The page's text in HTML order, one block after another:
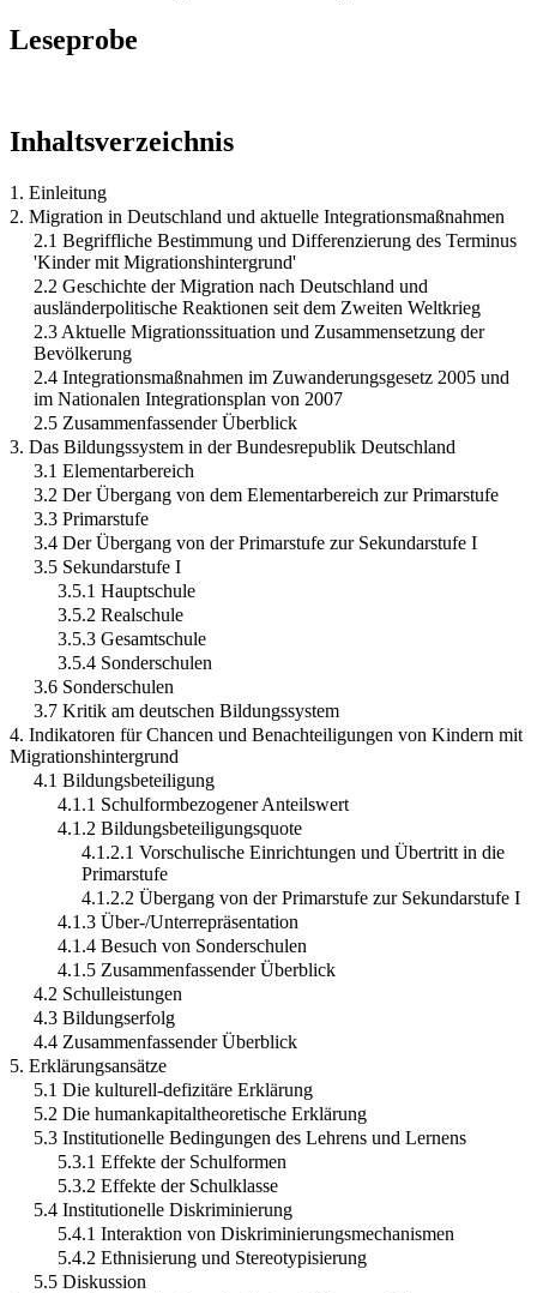
Leseprobe
Inhaltsverzeichnis
1. Einleitung
2. Migration in Deutschland und aktuelle Integrationsmaßnahmen
2.1 Begriffliche Bestimmung und Differenzierung des Terminus
'Kinder mit Migrationshintergrund'
2.2 Geschichte der Migration nach Deutschland und
ausländerpolitische Reaktionen seit dem Zweiten Weltkrieg
2.3 Aktuelle Migrationssituation und Zusammensetzung der
Bevölkerung
2.4 Integrationsmaßnahmen im Zuwanderungsgesetz 2005 und
im Nationalen Integrationsplan von 2007
2.5 Zusammenfassender Überblick
3. Das Bildungssystem in der Bundesrepublik Deutschland
3.1 Elementarbereich
3.2 Der Übergang von dem Elementarbereich zur Primarstufe
3.3 Primarstufe
3.4 Der Übergang von der Primarstufe zur Sekundarstufe I
3.5 Sekundarstufe I
3.5.1 Hauptschule
3.5.2 Realschule
3.5.3 Gesamtschule
3.5.4 Sonderschulen
3.6 Sonderschulen
3.7 Kritik am deutschen Bildungssystem
4. Indikatoren für Chancen und Benachteiligungen von Kindern mit
Migrationshintergrund
4.1 Bildungsbeteiligung
4.1.1 Schulformbezogener Anteilswert
4.1.2 Bildungsbeteiligungsquote
4.1.2.1 Vorschulische Einrichtungen und Übertritt in die
Primarstufe
4.1.2.2 Übergang von der Primarstufe zur Sekundarstufe I
4.1.3 Über-/Unterrepräsentation
4.1.4 Besuch von Sonderschulen
4.1.5 Zusammenfassender Überblick
4.2 Schulleistungen
4.3 Bildungserfolg
4.4 Zusammenfassender Überblick
5. Erklärungsansätze
5.1 Die kulturell-defizitäre Erklärung
5.2 Die humankapitaltheoretische Erklärung
5.3 Institutionelle Bedingungen des Lehrens und Lernens
5.3.1 Effekte der Schulformen
5.3.2 Effekte der Schulklasse
5.4 Institutionelle Diskriminierung
5.4.1 Interaktion von Diskriminierungsmechanismen
5.4.2 Ethnisierung und Stereotypisierung
5.5 Diskussion